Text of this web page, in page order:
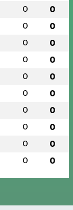
0 0
0 0
0 0
0 0
0 0
0 0
0 0
0 0
0 0
0 0